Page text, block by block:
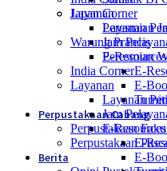
Layanan
Layanan
Jam
E-Resources
E-
E-
Perpustakaan Cabang
Perpustakaan
Perpustakaan
Berita
Japan Corner
Peresmian
Warung Prancis
Peresmian
India Corner
Layanan
Layanan
Jam
E-Resources
E-
E-